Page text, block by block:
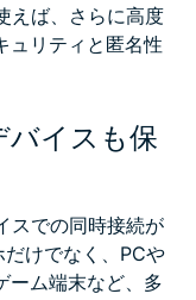
えば、さらに高度
ュリティと匿名性
バイスも保
スでの同時接続が
けでなく、PCや
ーム端末など、多